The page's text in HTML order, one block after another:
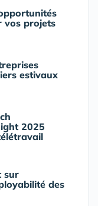
vos projets
estivaux
2025
sur
des